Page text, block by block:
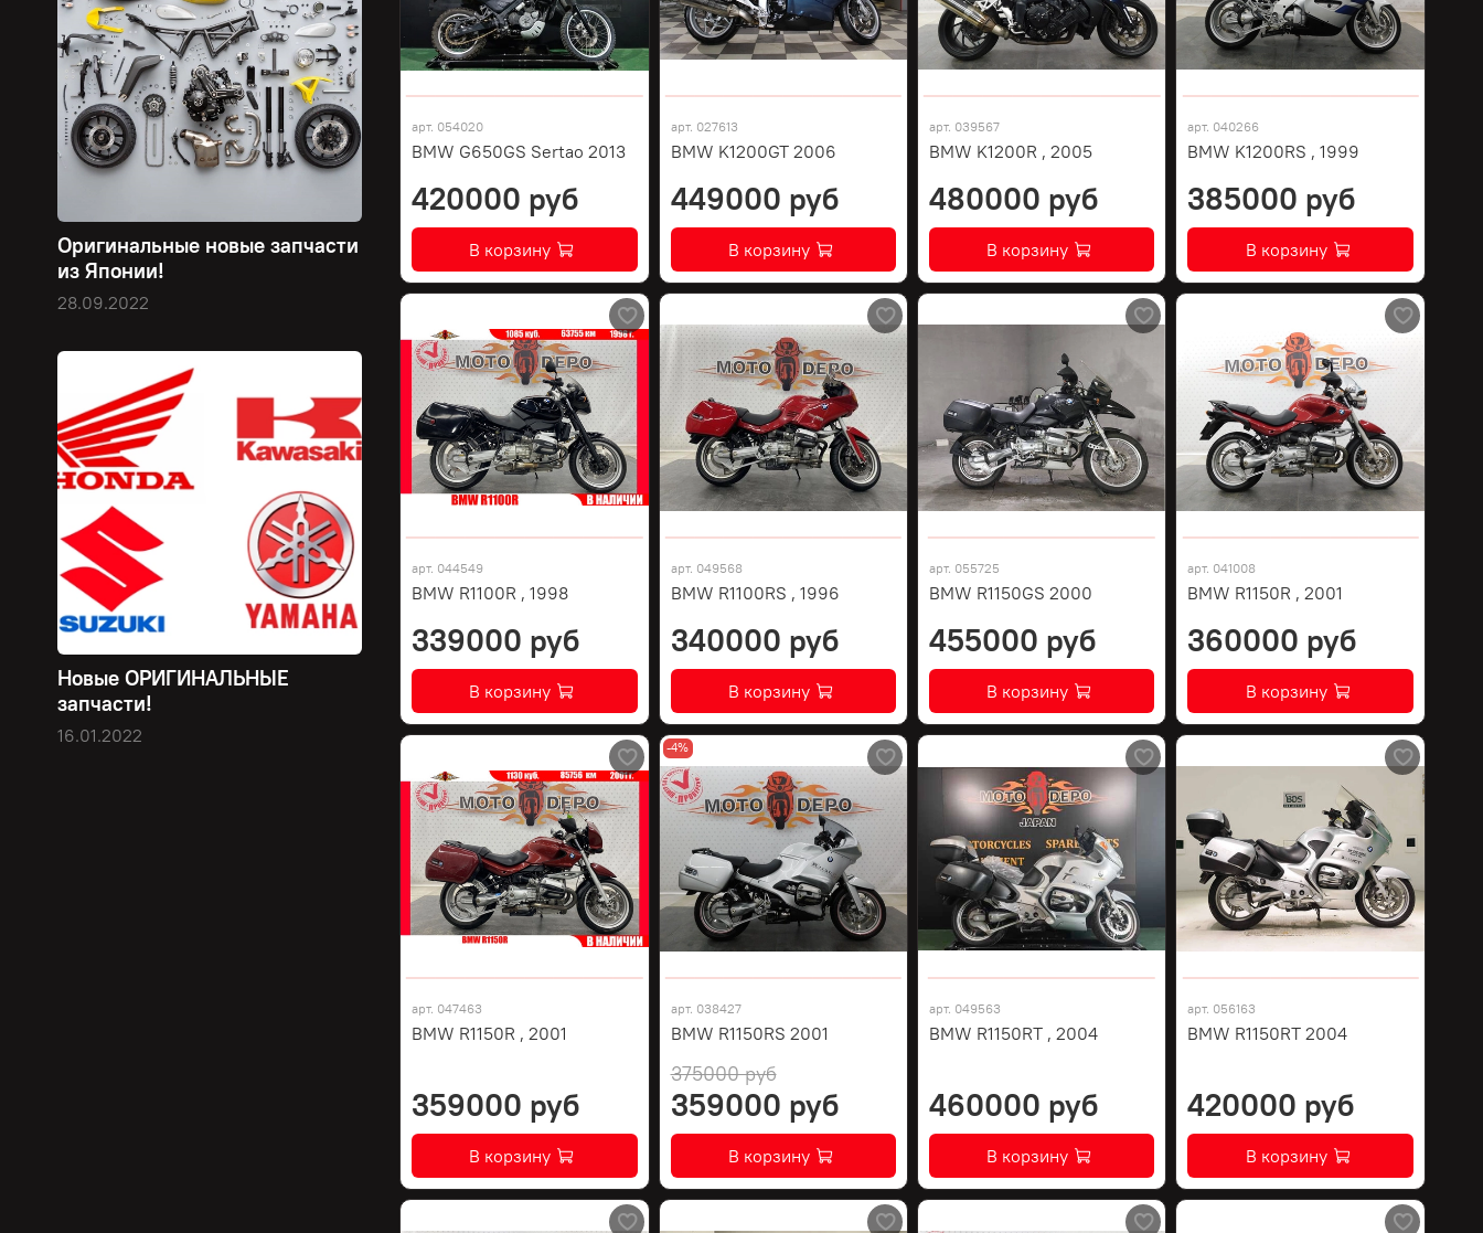
арт. 054020
BMW G650GS Sertao 2013
420000 руб
В корзину
арт. 027613
BMW K1200GT 2006
449000 руб
В корзину
арт. 039567
BMW K1200R , 2005
480000 руб
В корзину
арт. 040266
BMW K1200RS , 1999
385000 руб
В корзину
арт. 044549
BMW R1100R , 1998
339000 руб
В корзину
арт. 049568
BMW R1100RS , 1996
340000 руб
В корзину
арт. 055725
BMW R1150GS 2000
455000 руб
В корзину
арт. 041008
BMW R1150R , 2001
360000 руб
В корзину
арт. 047463
BMW R1150R , 2001
359000 руб
В корзину
-4%
арт. 038427
BMW R1150RS 2001
375000 руб
359000 руб
В корзину
арт. 049563
BMW R1150RT , 2004
460000 руб
В корзину
арт. 056163
BMW R1150RT 2004
420000 руб
В корзину
Оригинальные новые запчасти
из Японии!
28.09.2022
Новые ОРИГИНАЛЬНЫЕ
запчасти!
16.01.2022